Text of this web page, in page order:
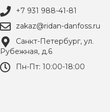
+7 931 988-41-81
zakaz@ridan-danfoss.ru
Санкт-Петербург, ул.
Рубежная, д.6
Пн-Пт: 10:00-18:00